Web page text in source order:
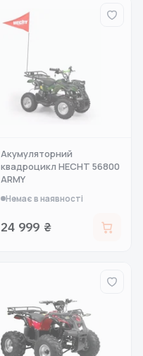
Акумуляторний
квадроцикл HECHT 56800
ARMY
Немає в наявності
24 999 ₴